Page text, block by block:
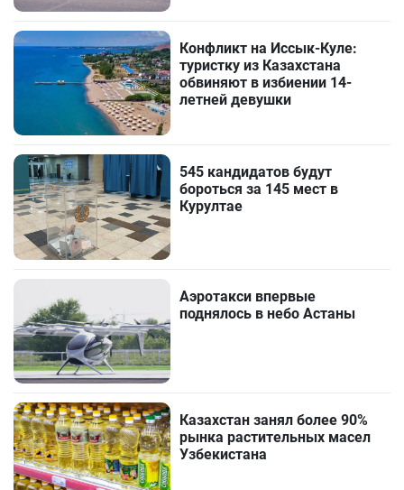
Конфликт на Иссык-Куле:
туристку из Казахстана
обвиняют в избиении 14-
летней девушки
545 кандидатов будут
бороться за 145 мест в
Курултае
Аэротакси впервые
поднялось в небо Астаны
Казахстан занял более 90%
рынка растительных масел
Узбекистана